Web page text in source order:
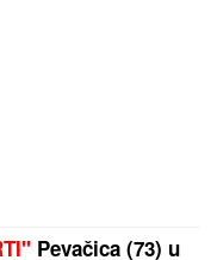
Pevačica (73) u